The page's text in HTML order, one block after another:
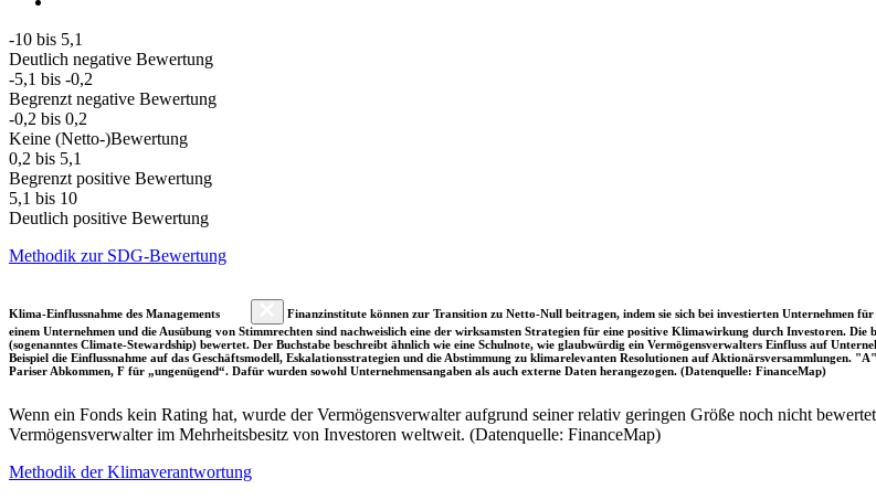
-10 bis 5,1
Deutlich negative Bewertung
-5,1 bis -0,2
Begrenzt negative Bewertung
-0,2 bis 0,2
Keine (Netto-)Bewertung
0,2 bis 5,1
Begrenzt positive Bewertung
5,1 bis 10
Deutlich positive Bewertung
Methodik zur SDG-Bewertung
Klima-Einflussnahme des Managements
Finanzinstitute können zur Transition zu Netto-Null beitragen, indem sie sich bei investierten Unternehmen
einem Unternehmen und die Ausübung von Stimmrechten sind nachweislich eine der wirksamsten Strategien für eine positive Klimawirkung durch Investoren.
(sogenanntes Climate-Stewardship) bewertet. Der Buchstabe beschreibt ähnlich wie eine Schulnote, wie glaubwürdig ein Vermögensverwalters Einfluss auf
Beispiel die Einflussnahme auf das Geschäftsmodell, Eskalationsstrategien und die Abstimmung zu klimarelevanten Resolutionen auf Aktionärsversammlungen.
Pariser Abkommen, F für „ungenügend“. Dafür wurden sowohl Unternehmensangaben als auch externe Daten herangezogen. (Datenquelle: FinanceMap)
Wenn ein Fonds kein Rating hat, wurde der Vermögensverwalter aufgrund seiner relativ geringen Größe noch nicht
Vermögensverwalter im Mehrheitsbesitz von Investoren weltweit. (Datenquelle: FinanceMap)
Methodik der Klimaverantwortung